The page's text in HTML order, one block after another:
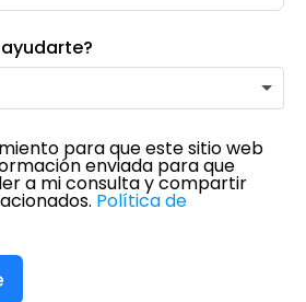
para que este sitio web
enviada para que
a mi consulta y compartir
Política de